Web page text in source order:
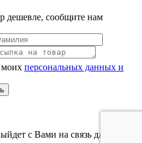
дешевле, сообщите нам
моих персональных данных и
с Вами на связь для